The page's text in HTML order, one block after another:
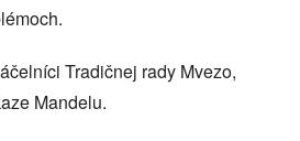
Tradičnej rady Mvezo,
Mandelu.